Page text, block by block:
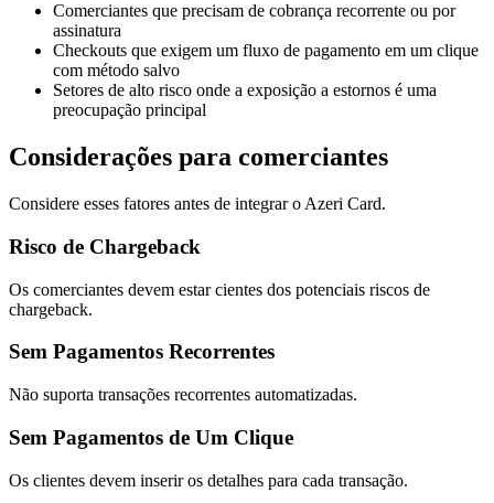
Comerciantes que precisam de cobrança recorrente ou por
assinatura
Checkouts que exigem um fluxo de pagamento em um clique
com método salvo
Setores de alto risco onde a exposição a estornos é uma
preocupação principal
Considerações para comerciantes
Considere esses fatores antes de integrar o Azeri Card.
Risco de Chargeback
Os comerciantes devem estar cientes dos potenciais riscos de
chargeback.
Sem Pagamentos Recorrentes
Não suporta transações recorrentes automatizadas.
Sem Pagamentos de Um Clique
Os clientes devem inserir os detalhes para cada transação.